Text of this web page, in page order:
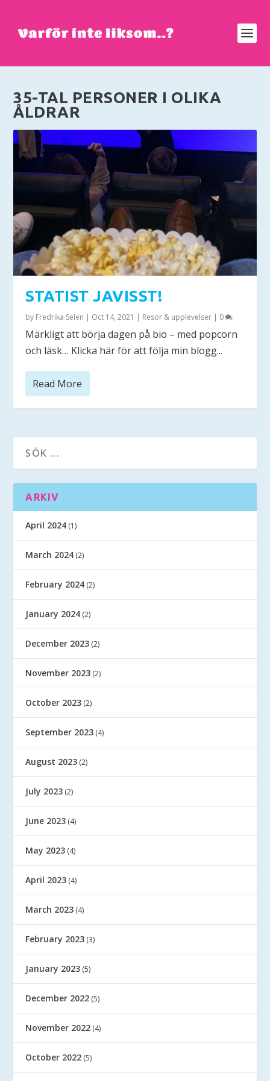
35-TAL PERSONER I OLIKA
ÅLDRAR
STATIST JAVISST!
by Fredrika Selen | Oct 14, 2021 | Resor & upplevelser | 0
Märkligt att börja dagen på bio – med popcorn
och läsk… Klicka här för att följa min blogg...
Read More
ARKIV
April 2024 (1)
March 2024 (2)
February 2024 (2)
January 2024 (2)
December 2023 (2)
November 2023 (2)
October 2023 (2)
September 2023 (4)
August 2023 (2)
July 2023 (2)
June 2023 (4)
May 2023 (4)
April 2023 (4)
March 2023 (4)
February 2023 (3)
January 2023 (5)
December 2022 (5)
November 2022 (4)
October 2022 (5)